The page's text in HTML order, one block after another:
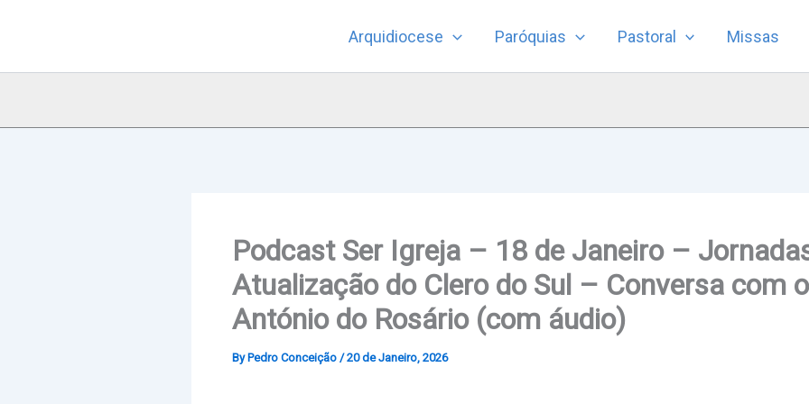
Arquidiocese Paróquias Pastoral Missas
Podcast Ser Igreja – 18 de Janeiro –
Atualização do Clero do Sul – Conversa com
António do Rosário (com áudio)
By Pedro Conceição /20 de Janeiro, 2026